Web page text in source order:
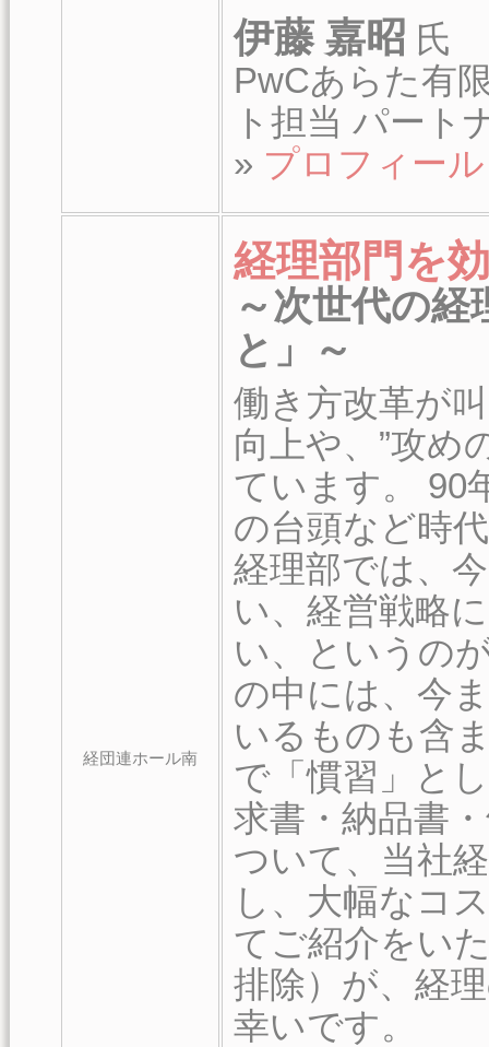
伊藤 嘉昭 氏
PwCあらた有
ト担当 パート
» プロフィール
経団連ホール南
経理部門を
～次世代の
と」～
働き方改革が
向上や、”攻め
ています。 90
の台頭など時
経理部では、
い、経営戦略
い、というの
の中には、今
いるものも含
で「慣習」と
求書・納品書
ついて、当社
し、大幅なコ
てご紹介をい
排除）が、経
幸いです。